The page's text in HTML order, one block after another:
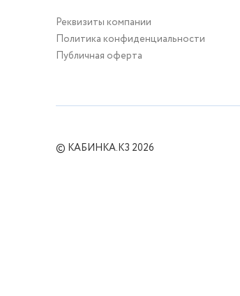
Реквизиты компании
Политика конфиденциальности
Публичная оферта
© КАБИНКА.КЗ 2026